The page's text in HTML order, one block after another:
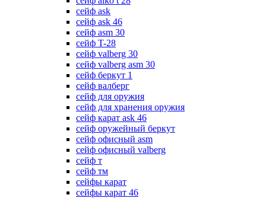
сейф ask
сейф ask 46
сейф asm 30
сейф T-28
сейф valberg 30
сейф valberg asm 30
сейф беркут 1
сейф валберг
сейф для оружия
сейф для хранения оружия
сейф карат ask 46
сейф оружейный беркут
сейф офисный asm
сейф офисный valberg
сейф т
сейф тм
сейфы карат
сейфы карат 46